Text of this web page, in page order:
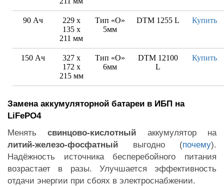
90 Ач
229 x
135 x
211 мм
Тип «O»
5мм
DTM 1255 L Купить
150 Ач
327 x
172 x
215 мм
Тип «O»
6мм
DTM 12100
L
Купить
Замена аккумуляторной батареи в ИБП на
LiFePO4
Менятьсвинцово-кислотный аккумулятор на
литий-железо-фосфатный выгодно (почему).
Надёжность источника бесперебойного питания
возрастает в разы. Улучшается эффективность
отдачи энергии при сбоях в электроснабжении.